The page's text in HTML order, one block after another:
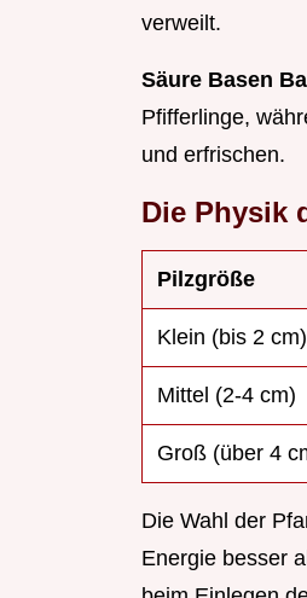
verweilt.
Säure Basen
Pfifferlinge,
und erfrischen.
Die Physik
Pilzgröße
Klein (bis 2 cm)
Mittel (2-4 cm)
Groß (über 4
Die Wahl der
Energie besser